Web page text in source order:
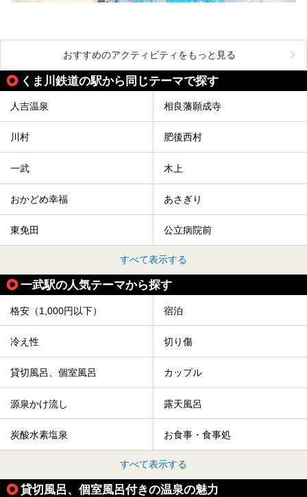
おすすめのアクティビティをもっと見る
くま川鉄道の駅から同じテーマで探す
人吉温泉 相良藩願成寺
川村 肥後西村
一武 木上
おかどめ幸福 あさぎり
東免田 公立病院前
すべて表示する
一武駅の人気テーマから探す
格安（1,000円以下） 宿泊
冷え性 切り傷
貸切風呂、個室風呂 カップル
源泉かけ流し 露天風呂
炭酸水素塩泉 お食事・食事処
すべて表示する
貸切風呂、個室風呂付きの温泉の魅力